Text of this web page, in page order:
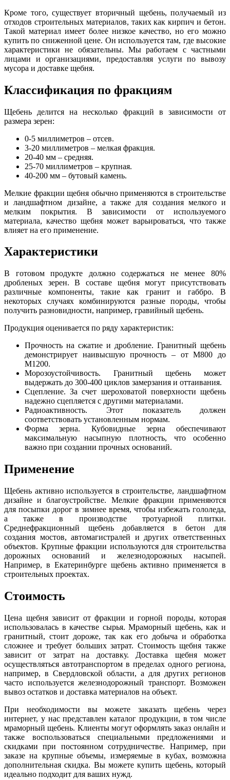
Кроме того, существует вторичный щебень, получаемый из
отходов строительных материалов, таких как кирпич и бетон.
Такой материал имеет более низкое качество, но его можно
купить по сниженной цене. Он используется там, где высокие
характеристики не обязательны. Мы работаем с частными
лицами и организациями, предоставляя услуги по вывозу
мусора и доставке щебня.
Классификация по фракциям
Щебень делится на несколько фракций в зависимости от
размера зерен:
0-5 миллиметров – отсев.
3-20 миллиметров – мелкая фракция.
20-40 мм – средняя.
25-70 миллиметров – крупная.
40-200 мм – бутовый камень.
Мелкие фракции щебня обычно применяются в строительстве
и ландшафтном дизайне, а также для создания мелкого и
мелким покрытия. В зависимости от используемого
материала, качество щебня может варьироваться, что также
влияет на его применение.
Характеристики
В готовом продукте должно содержаться не менее 80%
дробленых зерен. В составе щебня могут присутствовать
различные компоненты, такие как гранит и габбро. В
некоторых случаях комбинируются разные породы, чтобы
получить разновидности, например, гравийный щебень.
Продукция оценивается по ряду характеристик:
Прочность на сжатие и дробление. Гранитный щебень
демонстрирует наивысшую прочность – от М800 до
М1200.
Морозоустойчивость. Гранитный щебень может
выдержать до 300-400 циклов замерзания и оттаивания.
Сцепление. За счет шероховатой поверхности щебень
надежно сцепляется с другими материалами.
Радиоактивность. Этот показатель должен
соответствовать установленным нормам.
Форма зерна. Кубовидные зерна обеспечивают
максимальную насыпную плотность, что особенно
важно при создании прочных оснований.
Применение
Щебень активно используется в строительстве, ландшафтном
дизайне и благоустройстве. Мелкие фракции применяются
для посыпки дорог в зимнее время, чтобы избежать гололеда,
а также в производстве тротуарной плитки.
Среднефракционный щебень добавляется в бетон для
создания мостов, автомагистралей и других ответственных
объектов. Крупные фракции используются для строительства
дорожных оснований и железнодорожных насыпей.
Например, в Екатеринбурге щебень активно применяется в
строительных проектах.
Стоимость
Цена щебня зависит от фракции и горной породы, которая
использовалась в качестве сырья. Мраморный щебень, как и
гранитный, стоит дороже, так как его добыча и обработка
сложнее и требует больших затрат. Стоимость щебня также
зависит от затрат на доставку. Доставка щебня может
осуществляться автотранспортом в пределах одного региона,
например, в Свердловской области, а для других регионов
часто используется железнодорожный транспорт. Возможен
вывоз остатков и доставка материалов на объект.
При необходимости вы можете заказать щебень через
интернет, у нас представлен каталог продукции, в том числе
мраморный щебень. Клиенты могут оформлять заказ онлайн и
также воспользоваться специальными предложениями и
скидками при постоянном сотрудничестве. Например, при
заказе на крупные объемы, измеряемые в кубах, возможна
дополнительная скидка. Вы можете купить щебень, который
идеально подходит для ваших нужд.